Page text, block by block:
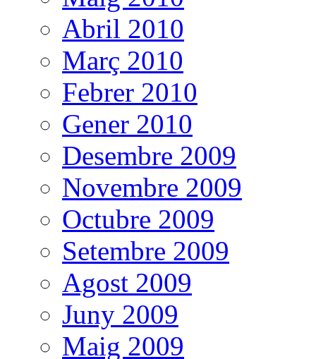
Abril 2010
Març 2010
Febrer 2010
Gener 2010
Desembre 2009
Novembre 2009
Octubre 2009
Setembre 2009
Agost 2009
Juny 2009
Maig 2009